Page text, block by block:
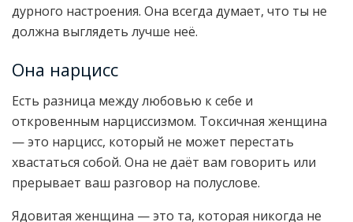
дурного настроения. Она всегда думает, что ты не
должна выглядеть лучше неё.
Она нарцисс
Есть разница между любовью к себе и
откровенным нарциссизмом. Токсичная женщина
— это нарцисс, который не может перестать
хвастаться собой. Она не даёт вам говорить или
прерывает ваш разговор на полуслове.
Ядовитая женщина — это та, которая никогда не